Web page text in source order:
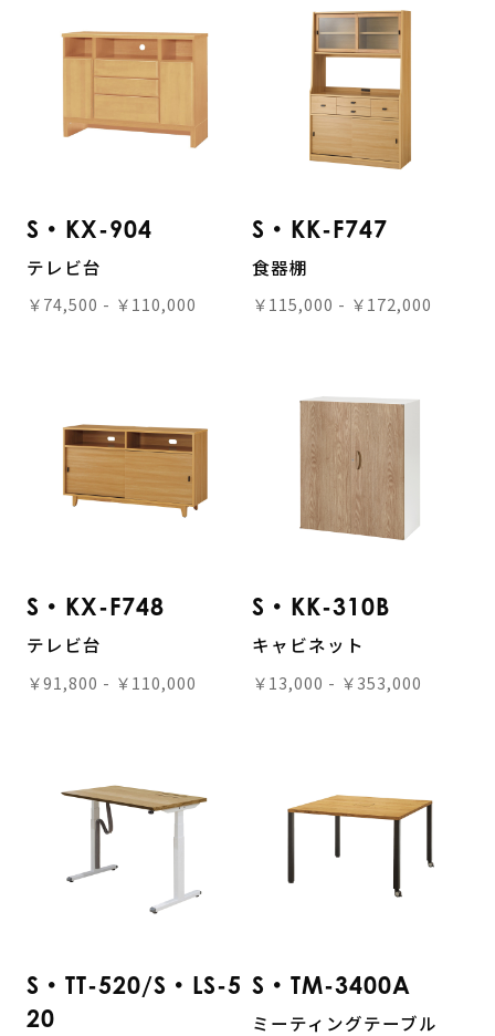
S・KX-904
テレビ台
￥74,500 - ￥110,000
S・KK-F747
食器棚
￥115,000 - ￥172,000
S・KX-F748
テレビ台
￥91,800 - ￥110,000
S・KK-310B
キャビネット
￥13,000 - ￥353,000
S・TT-520/S・LS-5
20
S・TM-3400A
ミーティングテーブル